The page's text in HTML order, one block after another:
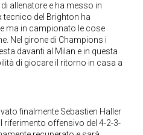
allenatore e ha messo in
tecnico del Brighton ha
ma in campionato le cose
Nel girone di Champions i
davanti al Milan e in questa
di giocare il ritorno in casa a
finalmente Sebastien Haller
riferimento offensivo del 4-2-3-